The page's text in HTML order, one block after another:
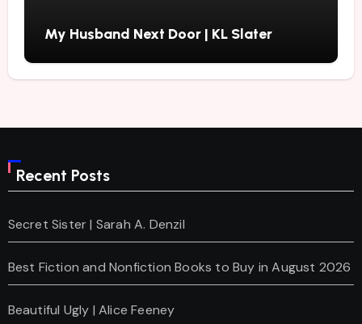
My Husband Next Door | KL Slater
Recent Posts
Secret Sister | Sarah A. Denzil
Best Fiction and Nonfiction Books to Buy in August 2026
Beautiful Ugly | Alice Feeney